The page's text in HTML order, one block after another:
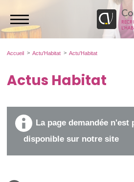
Accueil Actu'Habitat Actu'Habitat
Actus Habitat
La page demandée n'est
disponible sur notre site